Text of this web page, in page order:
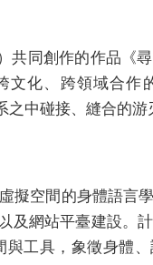
文化、跨領域合作
之中碰接、縫合的游
空間的身體語言
及網站平臺建設。
工具，象徵身體